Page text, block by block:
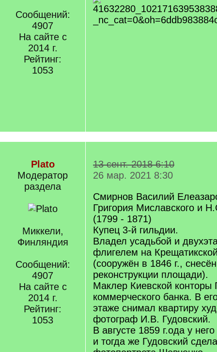
Сообщений:
4907
На сайте с
2014 г.
Рейтинг:
1053
Plato
Модератор
раздела
Миккели,
Финляндия
Сообщений:
4907
На сайте с
2014 г.
Рейтинг:
1053
13 сент. 2018 6:10
26 мар. 2021 8:30
Смирнов Василий
Григория Миславского и
(1799 - 1871)
Купец 3-й гильдии.
Владел усадьбой и
флигелем на
(сооружён в 1846 г.,
реконструкции площади).
Маклер Киевской конторы
коммерческого банка. В
этаже снимал квартиру
фотограф И.В. Гудовский.
В августе 1859 г.ода у
и тогда же Гудовский